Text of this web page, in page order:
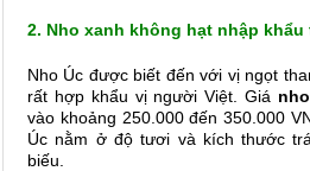
2. Nho xanh không hạt nhập khẩu
Nho Úc được biết đến với vị ngọt
rất hợp khẩu vị người Việt. Giá
vào khoảng 250.000 đến 350.000
Úc nằm ở độ tươi và kích thước
biếu.